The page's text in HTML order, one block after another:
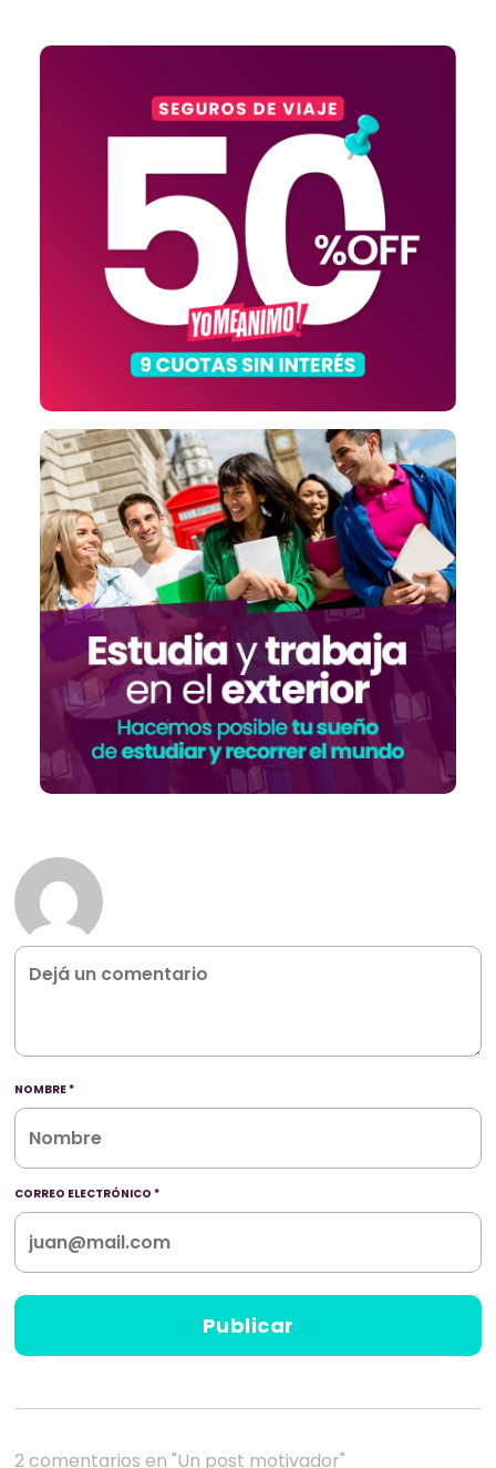
NOMBRE *
CORREO ELECTRÓNICO *
2 comentarios en "Un post motivador"